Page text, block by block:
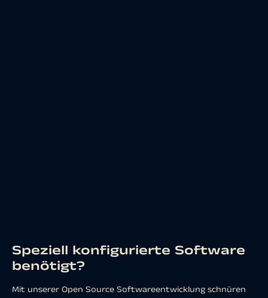
Speziell konfigurierte Software
benötigt?
Mit unserer Open Source Softwareentwicklung schnüren